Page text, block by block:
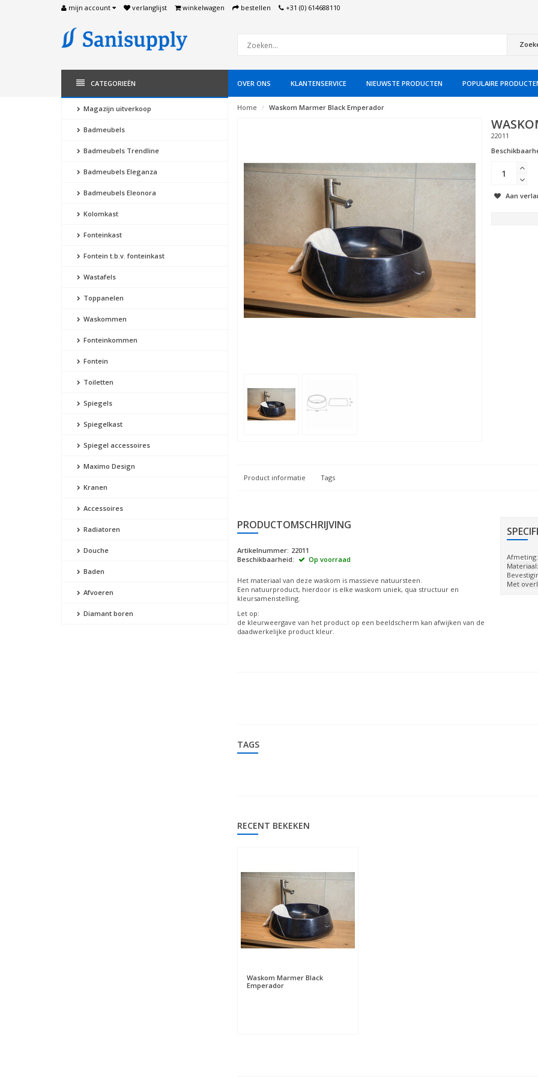
mijn account verlanglijst winkelwagen bestellen +31 (0) 614688110
CATEGORIEËN OVER ONS KLANTENSERVICE NIEUWSTE PRODUCTEN POPULAIRE
Magazijn uitverkoop
Badmeubels
Badmeubels Trendline
Badmeubels Eleganza
Badmeubels Eleonora
Kolomkast
Fonteinkast
Fontein t.b.v. fonteinkast
Wastafels
Toppanelen
Waskommen
Fonteinkommen
Fontein
Toiletten
Spiegels
Spiegelkast
Spiegel accessoires
Maximo Design
Kranen
Accessoires
Radiatoren
Douche
Baden
Afvoeren
Diamant boren
Home Waskom Marmer Black Emperador
22011
Aan
Product informatie Tags
PRODUCTOMSCHRIJVING
Artikelnummer: 22011
Beschikbaarheid:
Op voorraad
Het materiaal van deze waskom is massieve natuursteen.
Een natuurproduct, hierdoor is elke waskom uniek, qua structuur en
kleursamenstelling.
Let op:
de kleurweergave van het product op een beeldscherm kan afwijken van de
daadwerkelijke product kleur.
Afmeting:
Materiaal:
Met
TAGS
RECENT BEKEKEN
Waskom Marmer Black
Emperador